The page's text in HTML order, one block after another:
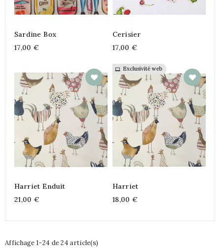
Sardine Box
17,00 €
Cerisier
17,00 €
Harriet Enduit
21,00 €
Exclusivité web
Harriet
18,00 €
Affichage 1-24 de 24 article(s)